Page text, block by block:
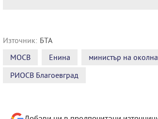
Източник: БТА
МОСВ
Енина министър на
РИОСВ Благоевград